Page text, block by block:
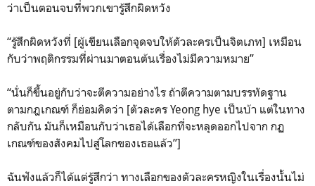
ว่าเป็นตอนจบที่พวกเขารู้สึกผิดหวัง
“รู้สึกผิดหวังที่ [ผู้เขียนเลือกจุดจบให้ตัวละครเป็นจิตเภท] เหมือน
กับว่าพฤติกรรมที่ผ่านมาตอนต้นเรื่องไม่มีความหมาย”
“นั่นก็ขึ้นอยู่กับว่าจะตีความอย่างไร ถ้าตีความตามบรรทัดฐาน
ตามกฎเกณฑ์ ก็ย่อมคิดว่า [ตัวละคร Yeong hye เป็นบ้า แต่ในทาง
กลับกัน มันก็เหมือนกับว่าเธอได้เลือกที่จะหลุดออกไปจาก กฏ
เกณฑ์ของสังคมไปสู่โลกของเธอแล้ว”]
ฉันฟังแล้วก็ได้แต่รู้สึกว่า ทางเลือกของตัวละครหญิงในเรื่องนั้นไม่